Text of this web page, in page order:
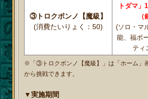
③トロクボンノ【魔級】
(消費たいりょく：50)
トダマ」
(ソロ・マ
能、福ボ
ティ
※「③トロクボンノ【魔級】」は「ホーム」
から挑戦できます。
▼実施期間